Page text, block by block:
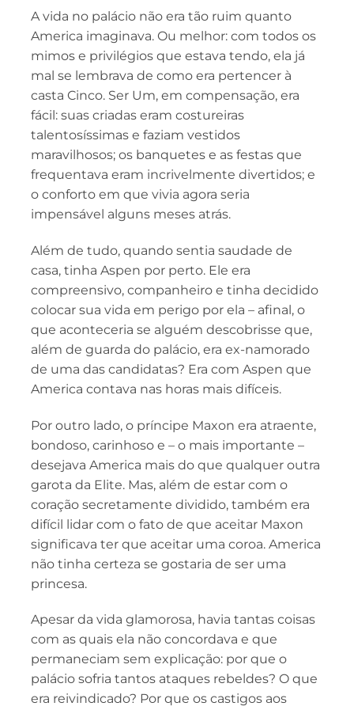
A vida no palácio não era tão ruim quanto
America imaginava. Ou melhor: com todos os
mimos e privilégios que estava tendo, ela já
mal se lembrava de como era pertencer à
casta Cinco. Ser Um, em compensação, era
fácil: suas criadas eram costureiras
talentosíssimas e faziam vestidos
maravilhosos; os banquetes e as festas que
frequentava eram incrivelmente divertidos; e
o conforto em que vivia agora seria
impensável alguns meses atrás.
Além de tudo, quando sentia saudade de
casa, tinha Aspen por perto. Ele era
compreensivo, companheiro e tinha decidido
colocar sua vida em perigo por ela – afinal, o
que aconteceria se alguém descobrisse que,
além de guarda do palácio, era ex-namorado
de uma das candidatas? Era com Aspen que
America contava nas horas mais difíceis.
Por outro lado, o príncipe Maxon era atraente,
bondoso, carinhoso e – o mais importante –
desejava America mais do que qualquer outra
garota da Elite. Mas, além de estar com o
coração secretamente dividido, também era
difícil lidar com o fato de que aceitar Maxon
significava ter que aceitar uma coroa. America
não tinha certeza se gostaria de ser uma
princesa.
Apesar da vida glamorosa, havia tantas coisas
com as quais ela não concordava e que
permaneciam sem explicação: por que o
palácio sofria tantos ataques rebeldes? O que
era reivindicado? Por que os castigos aos